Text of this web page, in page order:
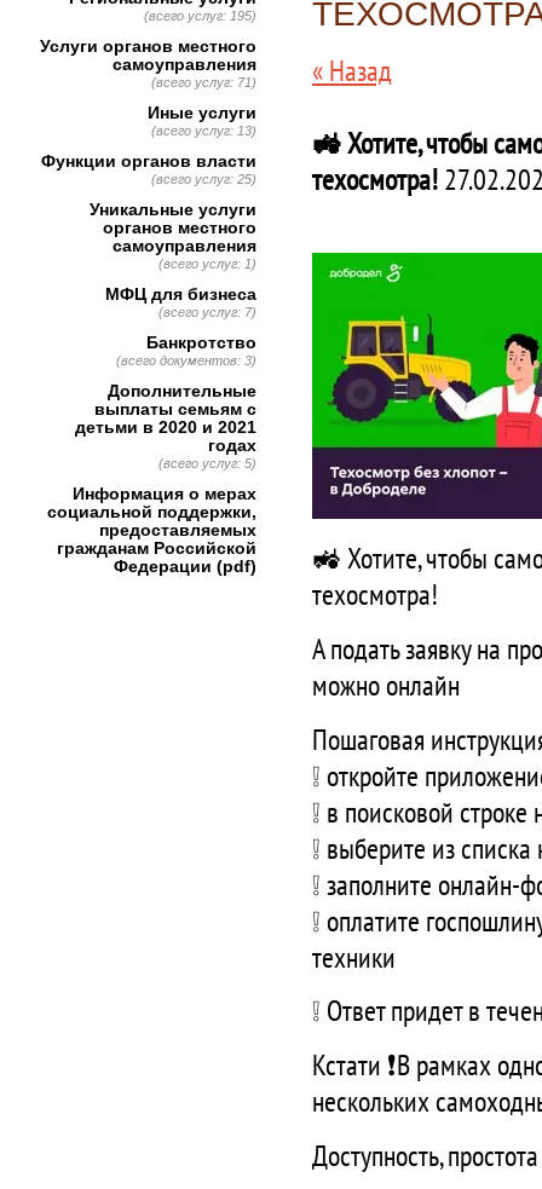
« Назад
🚜 Хотите, чтобы
техосмотра!
🚜 Хотите, чтобы
техосмотра!
А подать заявку на
можно онлайн
Пошаговая
❕ откройте
❕ в поисковой
❕ выберите из
❕ заполните
❕ оплатите
техники
❕ Ответ придет в
Кстати ❗️В рамках
нескольких
Доступность,
(всего услуг: 195)
Услуги органов местного
самоуправления
(всего услуг: 71)
Иные услуги
(всего услуг: 13)
Функции органов власти
(всего услуг: 25)
Уникальные услуги
органов местного
самоуправления
(всего услуг: 1)
МФЦ для бизнеса
(всего услуг: 7)
Банкротство
(всего документов: 3)
Дополнительные
выплаты семьям с
детьми в 2020 и 2021
годах
(всего услуг: 5)
Информация о мерах
социальной поддержки,
предоставляемых
гражданам Российской
Федерации (pdf)